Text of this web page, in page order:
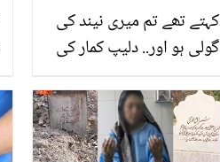
کہتے تھے تم میری نیند کی
گولی ہو اور.. دلیپ کمار کی
نے جذباتی خط لکھ کر
یادیں تازہ کردیں